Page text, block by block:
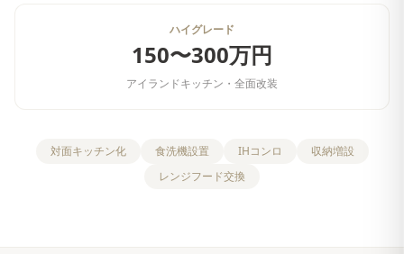
ハイグレード
150〜300万円
アイランドキッチン・全面改装
対面キッチン化 食洗機設置 IHコンロ
収納増設
レンジフード交換